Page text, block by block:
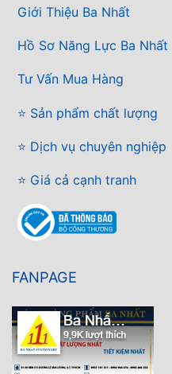
Giới Thiệu Ba Nhất
Hồ Sơ Năng Lực Ba Nhất
Tư Vấn Mua Hàng
⭐ Sản phẩm chất lượng
⭐ Dịch vụ chuyên nghiệp
⭐ Giá cả cạnh tranh
FANPAGE